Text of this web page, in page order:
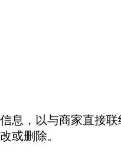
息，以与商家直接
或删除。